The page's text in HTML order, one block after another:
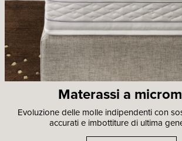
Materassi a
Evoluzione delle molle indipendenti con
accurati e imbottiture di ultima